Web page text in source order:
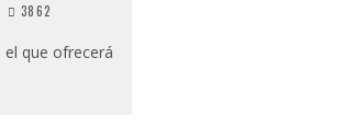
3862
el que ofrecerá